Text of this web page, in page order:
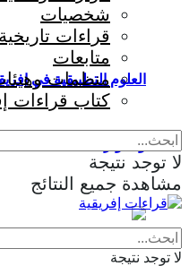
العلوم التطبيقية في
والمؤثرات
شخصيات
قراءات تاريخية
متابعات
منظمات
كتاب قراءات
لا توجد نتيجة
مشاهدة جميع النتائج
لا توجد نتيجة